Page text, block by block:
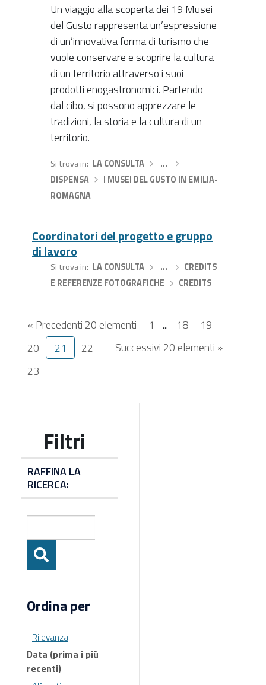
Un viaggio alla scoperta dei 19 Musei
del Gusto rappresenta un’espressione
di un’innovativa forma di turismo che
vuole conservare e scoprire la cultura
di un territorio attraverso i suoi
prodotti enogastronomici. Partendo
dal cibo, si possono apprezzare le
tradizioni, la storia e la cultura di un
territorio.
Si trova in LA CONSULTA› …
DISPENSA›
I MUSEI DEL GUSTO IN EMILIA-
ROMAGNA
Coordinatori del progetto e gruppo
di lavoro
Si trova in LA CONSULTA› …
CREDITS
E REFERENZE FOTOGRAFICHE› CREDITS
« Precedenti 20 elementi
Successivi 20 elementi »
1 ... 18
19
20
21
22
23
RAFFINA LA
RICERCA:
Ordina per
Rilevanza
Data (prima i più
recenti)